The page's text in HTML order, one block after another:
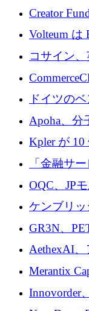
ノロジー
来を形作る
Creator
するため
Volteum は
供給する
コサイン
で業界の
ドイツの
スタート
の資本シ
Apoha、分
リジェンス
かけてス
Kpler が 10
Contentful
ンを開始
「金融サ
いる」と
スが語る
OQC、JP
界のフィ
するため
上げ
ケンブリ
ィープテ
を構築
GR3N、
めにシリ
AethexAI
ストラクチ
Merantix
スタートア
ァンドを立
Innovorder
めに2,000